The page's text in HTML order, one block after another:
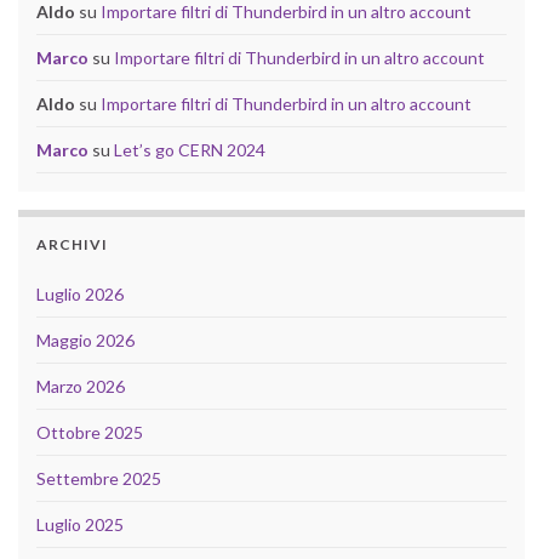
Aldo su Importare filtri di Thunderbird in un altro account
Marco su Importare filtri di Thunderbird in un altro account
Aldo su Importare filtri di Thunderbird in un altro account
Marco su Let’s go CERN 2024
ARCHIVI
Luglio 2026
Maggio 2026
Marzo 2026
Ottobre 2025
Settembre 2025
Luglio 2025